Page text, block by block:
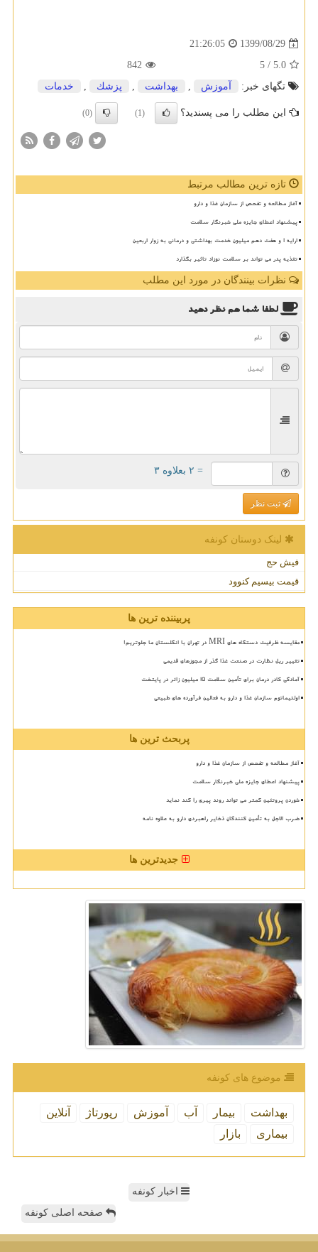
1399/08/29
21:26:05
5.0
/ 5
842
تگهای خبر:
آموزش , بهداشت , پزشك , خدمات
این مطلب را می پسندید؟ (1)
(0)
تازه ترین مطالب مرتبط
آغاز مطالعه و تفحص از سازمان غذا و دارو
پیشنهاد اعطای جایزه ملی خبرنگار سلامت
ارایه ۱ و هفت دهم میلیون خدمت بهداشتی و درمانی به زوار اربعین
تغذیه پدر می تواند بر سلامت نوزاد تاثیر بگذارد
نظرات بینندگان در مورد این مطلب
لطفا شما همنظر دهید
= ۲ بعلاوه ۳
ثبت نظر
لینک دوستان كونفه
فیش حج
قیمت بیسیم کنوود
پربیننده ترین ها
مقایسه ظرفیت دستگاه های MRI در تهران با انگلستان ما جلوتریم!
تغییر ریل نظارت در صنعت غذا گذر از مجوزهای قدیمی
آمادگی کادر درمان برای تأمین سلامت 15 میلیون زائر در پایتخت
اولتیماتوم سازمان غذا و دارو به فعالین فرآورده های طبیعی
پربحث ترین ها
آغاز مطالعه و تفحص از سازمان غذا و دارو
پیشنهاد اعطای جایزه ملی خبرنگار سلامت
خوردن پروتئین کمتر می تواند روند پیری را کند نماید
ضرب الاجل به تأمین کنندگان ذخایر راهبردی دارو به علاوه نامه
جدیدترین ها
موضوع های كونفه
بهداشت بیمار آب آموزش رپورتاژ
آنلاین
بیماری
بازار
اخبار کونفه
صفحه اصلی کونفه